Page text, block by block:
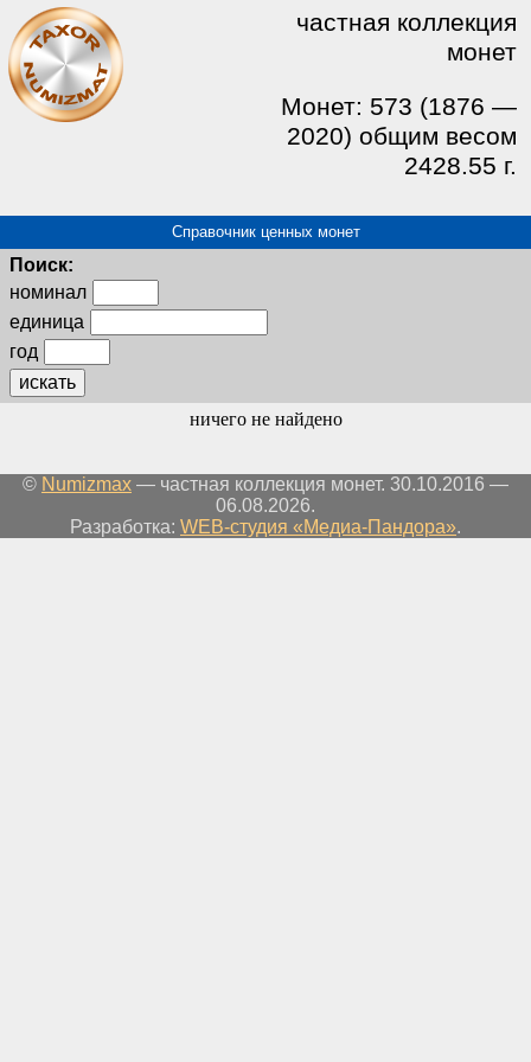
частная коллекция
монет
Монет: 573 (1876 —
2020) общим весом
2428.55 г.
Справочник ценных монет
Поиск:
номинал
единица
год
искать
ничего не найдено
© Numizmax — частная коллекция монет. 30.10.2016 —
06.08.2026.
Разработка: WEB-студия «Медиа-Пандора».